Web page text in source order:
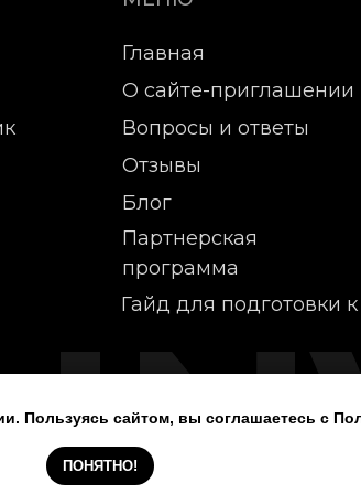
Пользуясь сайтом, вы соглашаетесь с
ПОНЯТНО!
Любое использование либо
запрещено. Федеральный
технологиях и о защите
Главная
О сайте-приглашении
Вопросы и ответы
Отзывы
Партнерская
программа
Гайд для подготовки
Блог